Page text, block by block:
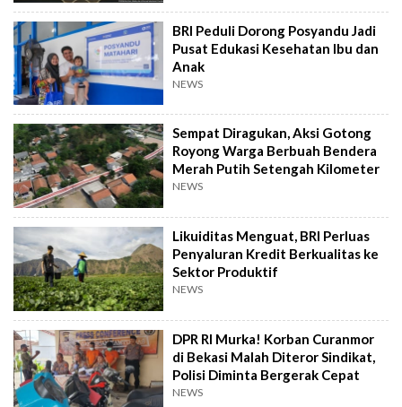
BRI Peduli Dorong Posyandu Jadi
Pusat Edukasi Kesehatan Ibu dan
Anak
NEWS
Sempat Diragukan, Aksi Gotong
Royong Warga Berbuah Bendera
Merah Putih Setengah Kilometer
NEWS
Likuiditas Menguat, BRI Perluas
Penyaluran Kredit Berkualitas ke
Sektor Produktif
NEWS
DPR RI Murka! Korban Curanmor
di Bekasi Malah Diteror Sindikat,
Polisi Diminta Bergerak Cepat
NEWS